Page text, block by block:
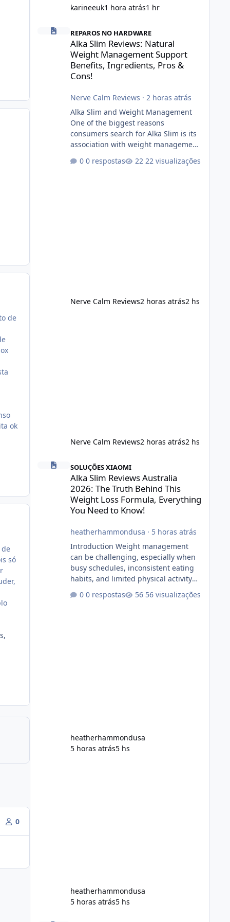
de
ok
só
0
karineeuk1 hora atrás1 hr
Alka Slim Reviews: Natural Weight Management
REPAROS NO HARDWARE
Alka Slim Reviews: Natural
Weight Management Support
Benefits, Ingredients, Pros &
Cons!
Nerve Calm Reviews · 2 horas atrás
Alka Slim and Weight Management
One of the biggest reasons
consumers search for Alka Slim is its
association with weight management.
management typically depends on
0 respostas 22 visualizações
Nerve Calm Reviews2 horas atrás2 hs
Nerve Calm Reviews2 horas atrás2 hs
SOLUÇÕES XIAOMI
Alka Slim Reviews Australia
2026: The Truth Behind This
Weight Loss Formula, Everything
You Need to Know!
heatherhammondusa · 5 horas atrás
Introduction Weight management
can be challenging, especially when
busy schedules, inconsistent eating
habits, and limited physical activity
routine. As a result, many people look
0 respostas 56 visualizações
heatherhammondusa
5 horas atrás5 hs
heatherhammondusa
5 horas atrás5 hs